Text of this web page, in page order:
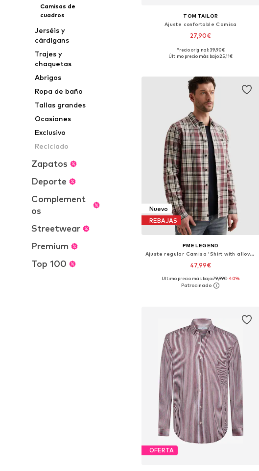
Camisas de
cuadros
Jerséis y
cárdigans
Trajes y
chaquetas
Abrigos
Ropa de baño
Tallas grandes
Ocasiones
Exclusivo
Reciclado
Zapatos
Deporte
Complement
os
Streetwear
Premium
Top 100
TOM TAILOR
Ajuste confortable Camisa
27,90€
Tallas disponibles: M, L, XL
Precio original: 39,90€
Último precio más bajo:25,11€
Nuevo
REBAJAS
PME LEGEND
Ajuste regular Camisa 'Shirt with allover check pattern'
47,99€
Tallas disponibles: M, L, XL, XXL, XXXL
Último precio más bajo:79,99€-40%
OFERTA